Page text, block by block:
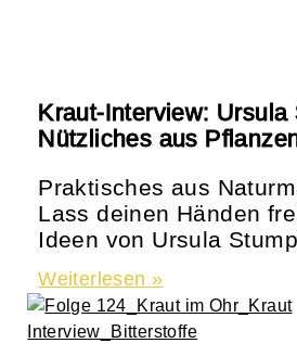
Kraut-Interview: Ursula
Nützliches aus
Praktisches aus
Lass deinen Händen
Ideen von Ursula
Weiterlesen »